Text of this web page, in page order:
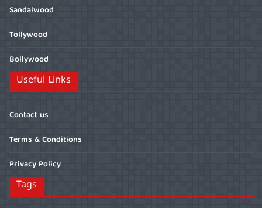
Sandalwood
Tollywood
Bollywood
Useful Links
Contact us
Terms & Conditions
Privacy Policy
Tags